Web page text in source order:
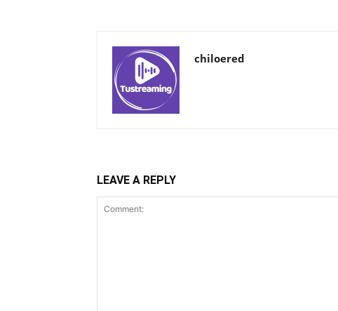
chiloered
LEAVE A REPLY